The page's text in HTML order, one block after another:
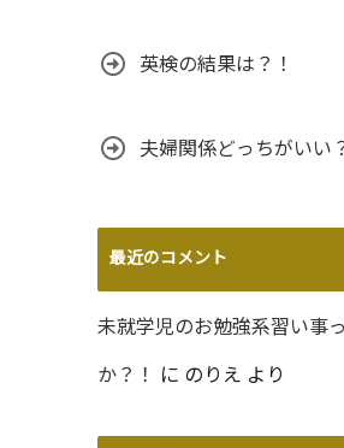
英検の結果は？！
夫婦関係どっちがいい
最近のコメント
未就学児のお勉強系習い事
か？！ に のりえ より